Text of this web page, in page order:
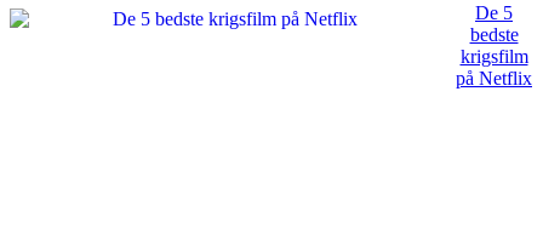
De 5
bedste
krigsfilm
på Netflix